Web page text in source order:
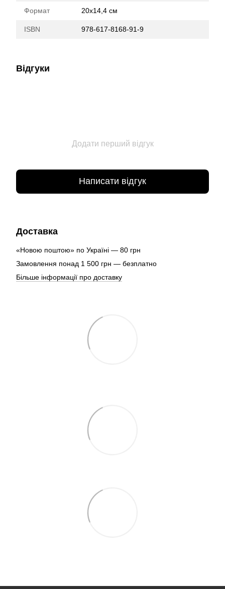
Формат 20х14,4 см
ISBN 978-617-8168-91-9
Відгуки
Додати перший відгук
Написати відгук
Доставка
«Новою поштою» по Україні — 80 грн
Замовлення понад 1 500 грн — безплатно
Більше інформації про доставку